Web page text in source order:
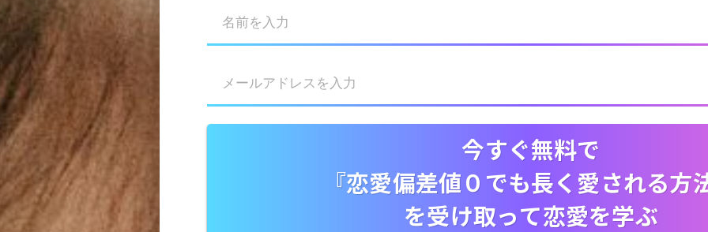
今すぐ無料で
『恋愛偏差値０でも長く愛される方
を受け取って恋愛を学ぶ